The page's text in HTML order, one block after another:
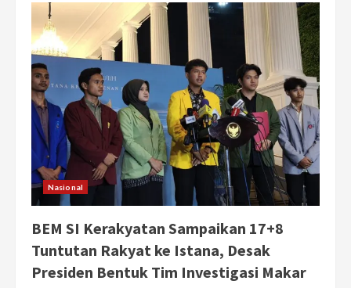
Unpad
Gelar
Aksi
Piknik
Nasional
di
Depan
DPR
RI,
Tagih
Janji
“17+8
Tuntutan
Rakyat”
Nasional
BEM SI Kerakyatan Sampaikan 17+8
Tuntutan Rakyat ke Istana, Desak
Presiden Bentuk Tim Investigasi Makar